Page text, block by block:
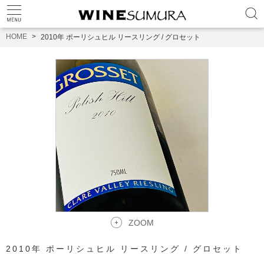
HOME 2010年 ポーリシュヒル リースリング / グロセット
ZOOM
2010年 ポーリシュヒル リースリング / グロセット